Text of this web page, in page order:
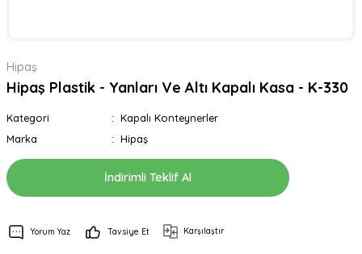
Hipaş
Hipaş Plastik - Yanları Ve Altı Kapalı Kasa - K-330
Kategori
Kapalı Konteynerler
Marka
Hipaş
İndirimli Teklif Al
Yorum Yaz Tavsiye Et Karşılaştır